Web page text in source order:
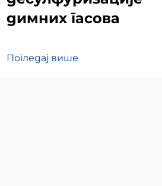
димних гасова
Погледај више